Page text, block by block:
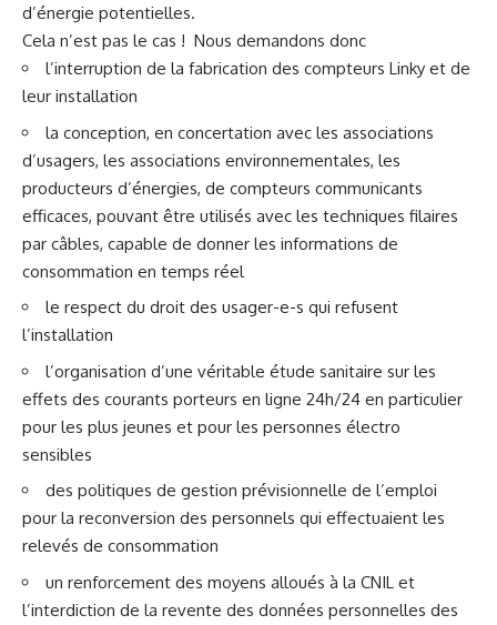
d’énergie potentielles.
Cela n’est pas le cas ! Nous demandons donc
l’interruption de la fabrication des compteurs Linky et de
leur installation
la conception, en concertation avec les associations
d’usagers, les associations environnementales, les
producteurs d’énergies, de compteurs communicants
efficaces, pouvant être utilisés avec les techniques filaires
par câbles, capable de donner les informations de
consommation en temps réel
le respect du droit des usager-e-s qui refusent
l’installation
l’organisation d’une véritable étude sanitaire sur les
effets des courants porteurs en ligne 24h/24 en particulier
pour les plus jeunes et pour les personnes électro
sensibles
des politiques de gestion prévisionnelle de l’emploi
pour la reconversion des personnels qui effectuaient les
relevés de consommation
un renforcement des moyens alloués à la CNIL et
l’interdiction de la revente des données personnelles des